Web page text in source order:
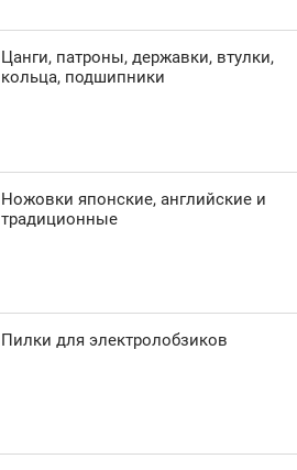
Цанги, патроны, державки, втулки,
кольца, подшипники
Ножовки японские, английские и
традиционные
Пилки для электролобзиков